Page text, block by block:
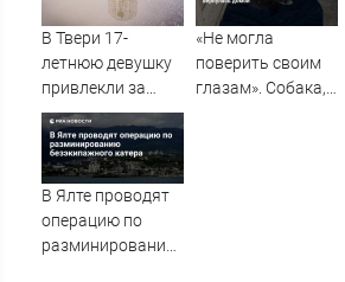
В Твери 17-
летнюю девушку
привлекли за
распространение
видео с БПЛА –
Новости Твери и
городов Тверской
«Не могла
поверить своим
глазам». Собака,
В Ялте проводят
операцию по
разминированию